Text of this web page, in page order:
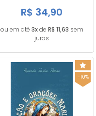
R$ 34,90
ou em até 3xde R$ 11,63 sem
juros
-10%